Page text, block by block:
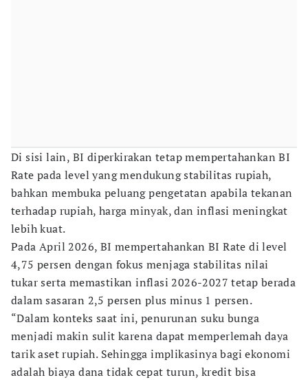
Di sisi lain, BI diperkirakan tetap mempertahankan BI
Rate pada level yang mendukung stabilitas rupiah,
bahkan membuka peluang pengetatan apabila tekanan
terhadap rupiah, harga minyak, dan inflasi meningkat
lebih kuat.
Pada April 2026, BI mempertahankan BI Rate di level
4,75 persen dengan fokus menjaga stabilitas nilai
tukar serta memastikan inflasi 2026-2027 tetap berada
dalam sasaran 2,5 persen plus minus 1 persen.
“Dalam konteks saat ini, penurunan suku bunga
menjadi makin sulit karena dapat memperlemah daya
tarik aset rupiah. Sehingga implikasinya bagi ekonomi
adalah biaya dana tidak cepat turun, kredit bisa